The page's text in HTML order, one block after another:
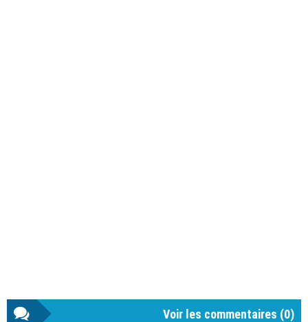
Voir les commentaires (0)